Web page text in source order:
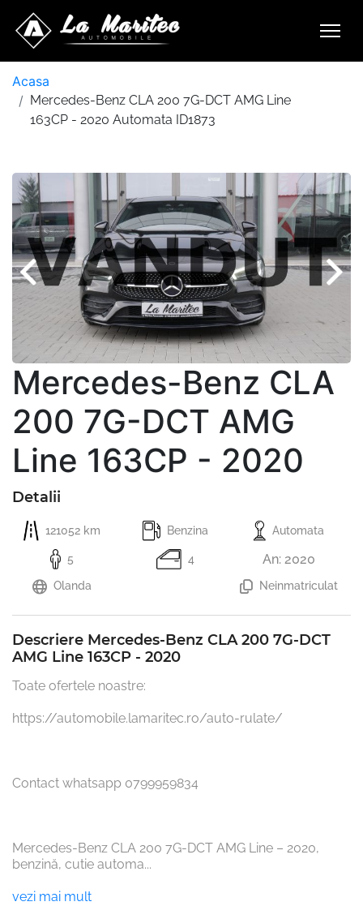
Acasa
Mercedes-Benz CLA 200 7G-DCT AMG Line
163CP - 2020 Automata ID1873
Mercedes-Benz CLA
200 7G-DCT AMG
Line 163CP - 2020
Detalii
121052 km Benzina Automata
5 4 An: 2020
Olanda Neinmatriculat
Descriere Mercedes-Benz CLA 200 7G-DCT
AMG Line 163CP - 2020
Toate ofertele noastre:
https://automobile.lamaritec.ro/auto-rulate/
Contact whatsapp 0799959834
Mercedes-Benz CLA 200 7G-DCT AMG Line – 2020,
benzină, cutie automa...
vezi mai mult